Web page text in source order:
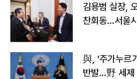
김용범 실장,
찬회동...서울
與, '주가누르
반발…野 세제